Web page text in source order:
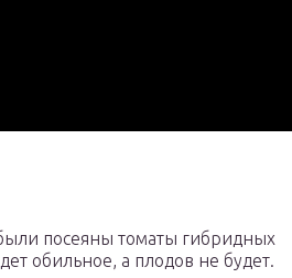
посеяны томаты гибридных
обильное, а плодов не будет.